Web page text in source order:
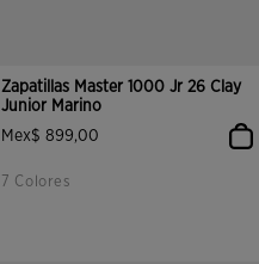
Zapatillas Master 1000 Jr 26 Clay
Junior Marino
Mex$ 899,00
7 Colores